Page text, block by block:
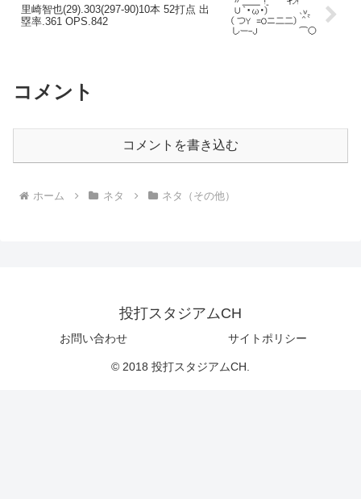
里崎智也(29).303(297-90)10本 52打点 出
塁率.361 OPS.842
コメント
コメントを書き込む
ホーム ネタ ネタ（その他）
投打スタジアムCH
お問い合わせ サイトポリシー
© 2018 投打スタジアムCH.